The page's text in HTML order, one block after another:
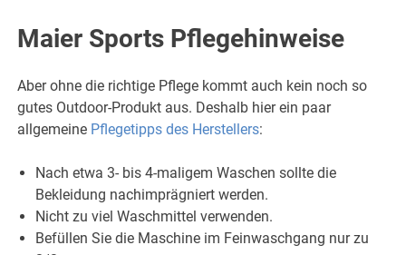
Maier Sports Pflegehinweise
Aber ohne die richtige Pflege kommt auch kein noch so
gutes Outdoor-Produkt aus. Deshalb hier ein paar
allgemeine Pflegetipps des Herstellers:
Nach etwa 3- bis 4-maligem Waschen sollte die
Bekleidung nachimprägniert werden.
Nicht zu viel Waschmittel verwenden.
Befüllen Sie die Maschine im Feinwaschgang nur zu